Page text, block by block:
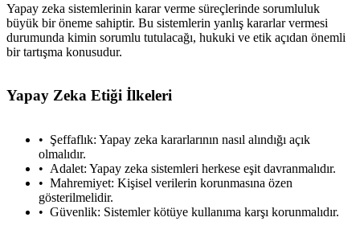
Yapay zeka sistemlerinin karar verme süreçlerinde sorumluluk
büyük bir öneme sahiptir. Bu sistemlerin yanlış kararlar vermesi
durumunda kimin sorumlu tutulacağı, hukuki ve etik açıdan önemli
bir tartışma konusudur.
Yapay Zeka Etiği İlkeleri
Şeffaflık: Yapay zeka kararlarının nasıl alındığı açık
olmalıdır.
Adalet: Yapay zeka sistemleri herkese eşit davranmalıdır.
Mahremiyet: Kişisel verilerin korunmasına özen
gösterilmelidir.
Güvenlik: Sistemler kötüye kullanıma karşı korunmalıdır.